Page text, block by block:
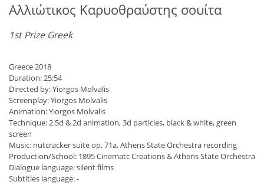
Αλλιώτικος Καρυοθραύστης σουίτα
1st Prize Greek
Greece 2018
Duration: 25:54
Directed by: Yiorgos Molvalis
Screenplay: Yiorgos Molvalis
Animation: Yiorgos Molvalis
Technique: 2.5d & 2d animation, 3d particles, black & white, green
screen
Music: nutcracker suite op. 71a, Athens State Orchestra recording
Production/School: 1895 Cinematc Creations & Athens State Orchestra
Dialogue language: silent films
Subtitles language: -